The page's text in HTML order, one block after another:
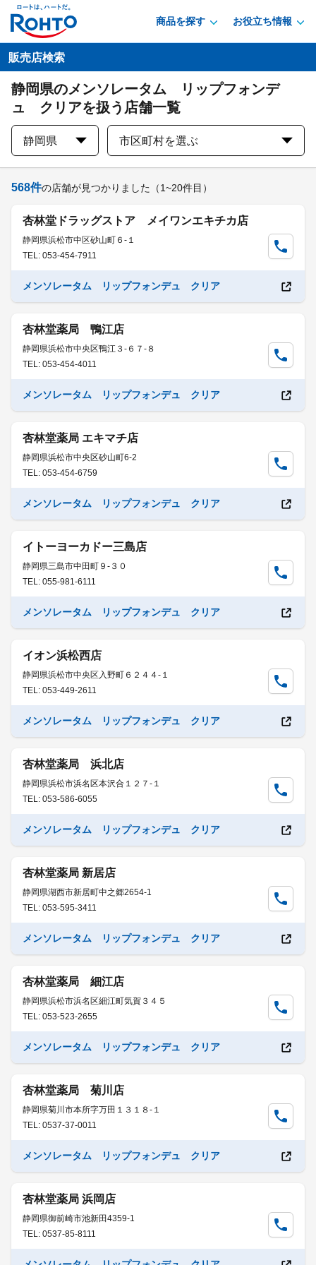
商品を探す お役立ち情報
販売店検索
静岡県のメンソレータム リップフォンデ
ュ クリアを扱う店舗一覧
静岡県 市区町村を選ぶ
568件の店舗が見つかりました （1~20件目）
杏林堂ドラッグストア メイワンエキチカ店
静岡県浜松市中区砂山町６-１
TEL: 053-454-7911
メンソレータム リップフォンデュ クリア
杏林堂薬局 鴨江店
静岡県浜松市中央区鴨江３-６７-８
TEL: 053-454-4011
メンソレータム リップフォンデュ クリア
杏林堂薬局 エキマチ店
静岡県浜松市中央区砂山町6-2
TEL: 053-454-6759
メンソレータム リップフォンデュ クリア
イトーヨーカドー三島店
静岡県三島市中田町９-３０
TEL: 055-981-6111
メンソレータム リップフォンデュ クリア
イオン浜松西店
静岡県浜松市中央区入野町６２４４-１
TEL: 053-449-2611
メンソレータム リップフォンデュ クリア
杏林堂薬局 浜北店
静岡県浜松市浜名区本沢合１２７-１
TEL: 053-586-6055
メンソレータム リップフォンデュ クリア
杏林堂薬局 新居店
静岡県湖西市新居町中之郷2654-1
TEL: 053-595-3411
メンソレータム リップフォンデュ クリア
杏林堂薬局 細江店
静岡県浜松市浜名区細江町気賀３４５
TEL: 053-523-2655
メンソレータム リップフォンデュ クリア
杏林堂薬局 菊川店
静岡県菊川市本所字万田１３１８-１
TEL: 0537-37-0011
メンソレータム リップフォンデュ クリア
杏林堂薬局 浜岡店
静岡県御前崎市池新田4359-1
TEL: 0537-85-8111